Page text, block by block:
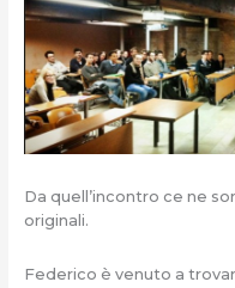
Da quell’incontro ce ne
originali.
Federico è venuto a